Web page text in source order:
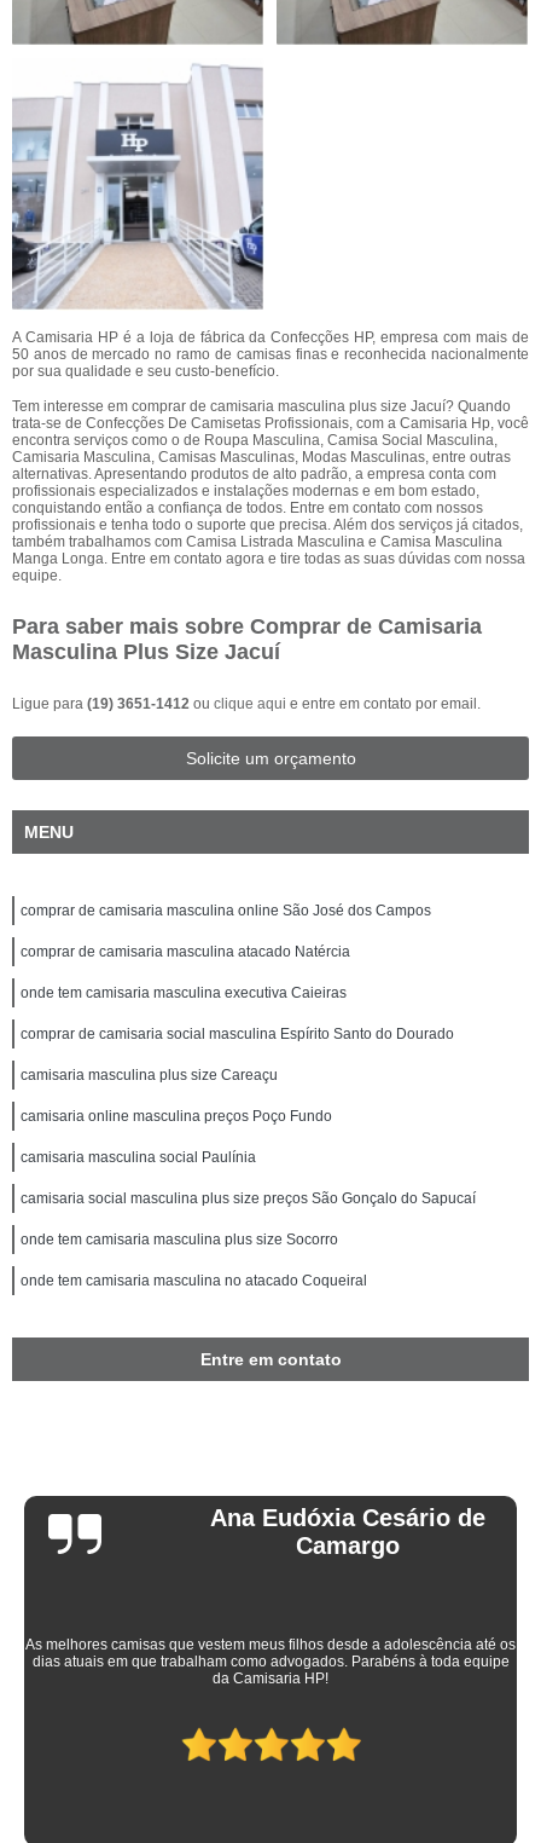
A Camisaria HP é a loja de fábrica da Confecções HP, empresa com mais de
50 anos de mercado no ramo de camisas finas e reconhecida nacionalmente
por sua qualidade e seu custo-benefício.
Tem interesse em comprar de camisaria masculina plus size Jacuí? Quando
trata-se de Confecções De Camisetas Profissionais, com a Camisaria Hp, você
encontra serviços como o de Roupa Masculina, Camisa Social Masculina,
Camisaria Masculina, Camisas Masculinas, Modas Masculinas, entre outras
alternativas. Apresentando produtos de alto padrão, a empresa conta com
profissionais especializados e instalações modernas e em bom estado,
conquistando então a confiança de todos. Entre em contato com nossos
profissionais e tenha todo o suporte que precisa. Além dos serviços já citados,
também trabalhamos com Camisa Listrada Masculina e Camisa Masculina
Manga Longa. Entre em contato agora e tire todas as suas dúvidas com nossa
equipe.
Para saber mais sobre Comprar de Camisaria
Masculina Plus Size Jacuí
Ligue para (19) 3651-1412 ou clique aqui e entre em contato por email.
Solicite um orçamento
MENU
comprar de camisaria masculina online São José dos Campos
comprar de camisaria masculina atacado Natércia
onde tem camisaria masculina executiva Caieiras
comprar de camisaria social masculina Espírito Santo do Dourado
camisaria masculina plus size Careaçu
camisaria online masculina preços Poço Fundo
camisaria masculina social Paulínia
camisaria social masculina plus size preços São Gonçalo do Sapucaí
onde tem camisaria masculina plus size Socorro
onde tem camisaria masculina no atacado Coqueiral
Entre em contato
Ana Eudóxia Cesário de
Camargo
As melhores camisas que vestem meus filhos desde a adolescência até os
dias atuais em que trabalham como advogados. Parabéns à toda equipe
da Camisaria HP!